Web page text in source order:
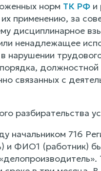
норм ТК РФи
применению, за
дисциплинарное
ненадлежащее
нарушении
связанных с
разбирательства
начальником 716
и ФИО1 (работник)